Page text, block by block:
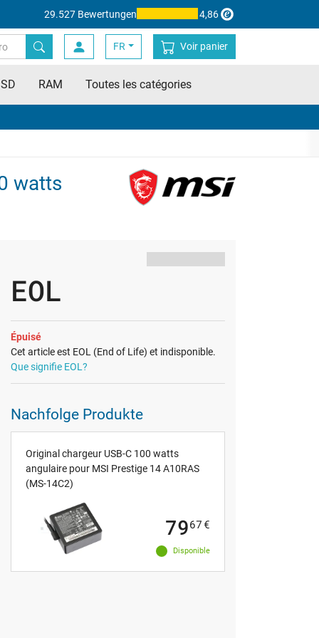
29.527 Bewertungen 4,86
FR Voir panier
RAM Toutes les catégories
watts
EOL
Épuisé
Cet article est EOL (End of Life) et indisponible.
Que signifie EOL?
Nachfolge Produkte
Original chargeur USB-C 100 watts
angulaire pour MSI Prestige 14 A10RAS
(MS-14C2)
Disponible
7967 €